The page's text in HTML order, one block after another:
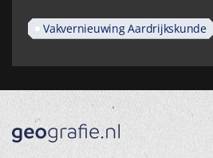
Vakvernieuwing Aardrijkskunde